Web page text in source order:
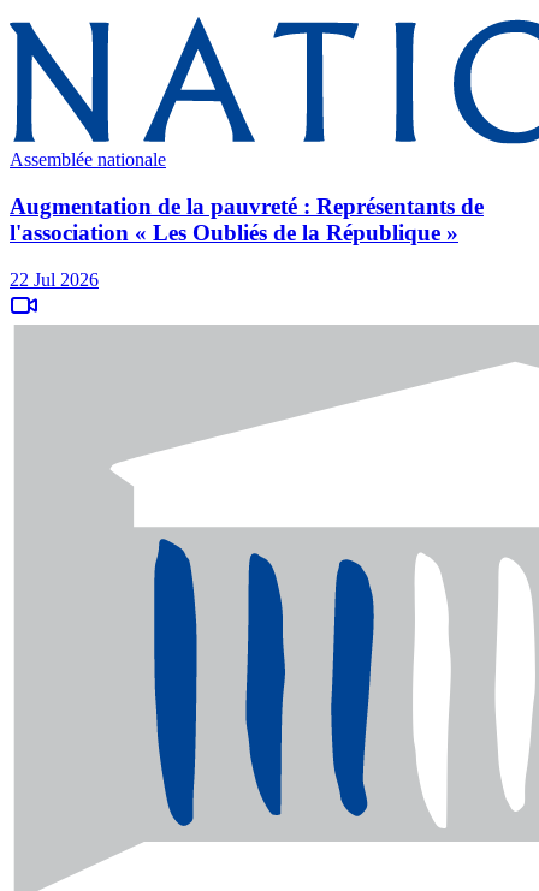
Assemblée nationale
Augmentation de la pauvreté : Représentants de
l'association « Les Oubliés de la République »
22 Jul 2026